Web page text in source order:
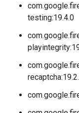
testing:19.4.0